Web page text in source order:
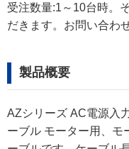
受注数量:1～10台時。
だきます。お問い合わ
製品概要
AZシリーズ AC電源入
ーブル モーター用、モ